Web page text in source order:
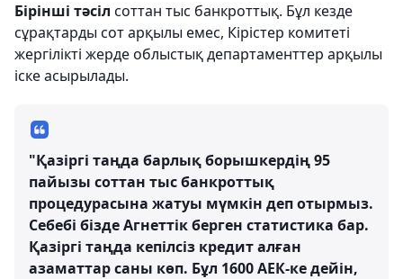
Бірінші тәсіл соттан тыс банкроттық. Бұл кезде
сұрақтарды сот арқылы емес, Кірістер комитеті
жергілікті жерде облыстық департаменттер арқылы
іске асырылады.
"Қазіргі таңда барлық борышкердің 95
пайызы соттан тыс банкроттық
процедурасына жатуы мүмкін деп отырмыз.
Себебі бізде Агнеттік берген статистика бар.
Қазіргі таңда кепілсіз кредит алған
азаматтар саны көп. Бұл 1600 АЕК-ке дейін,